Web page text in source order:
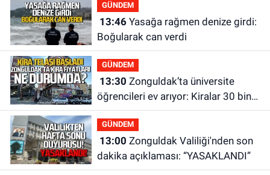
GÜNDEM
13:46Yasağa rağmen denize girdi:
Boğularak can verdi
GÜNDEM
13:30
öğrencileri ev arıyor: Kiralar 30 bin
liraya kadar çıkıyor
GÜNDEM
13:00
dakika açıklaması: “YASAKLANDI”